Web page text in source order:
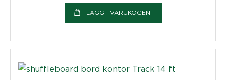
LÄGG I VARUKOGEN